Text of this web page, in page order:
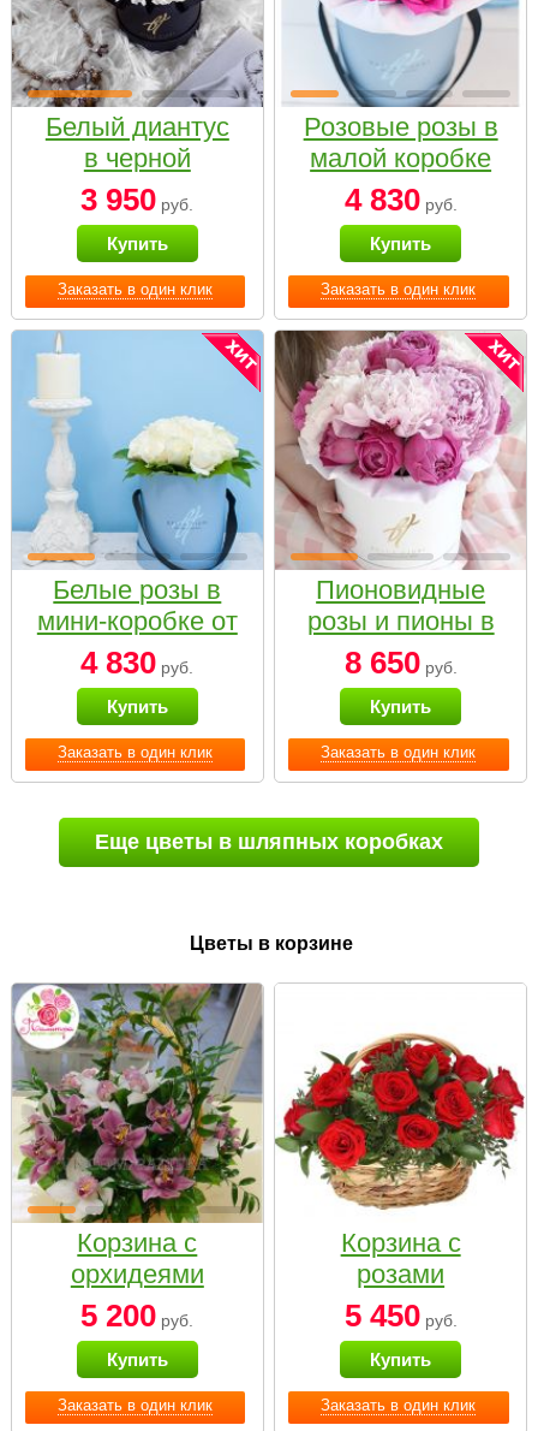
Заказать в один клик
Белый диантус
в черной
коробке Small
3 950 руб.
Купить
Заказать в один клик
Розовые розы в
малой коробке
4 830руб.
Купить
Заказать в один клик
Белые розы в
мини-коробке от
Bella Fiori
4 830 руб.
Купить
Заказать в один клик
Пионовидные
розы и пионы в
белой коробке
Small
8 650руб.
Купить
Еще цветы в шляпных коробках
Цветы в корзине
Заказать в один клик
Корзина с
орхидеями
малая
5 200 руб.
Купить
Заказать в один клик
Корзина с
розами
«Красный
Париж»
5 450руб.
Купить